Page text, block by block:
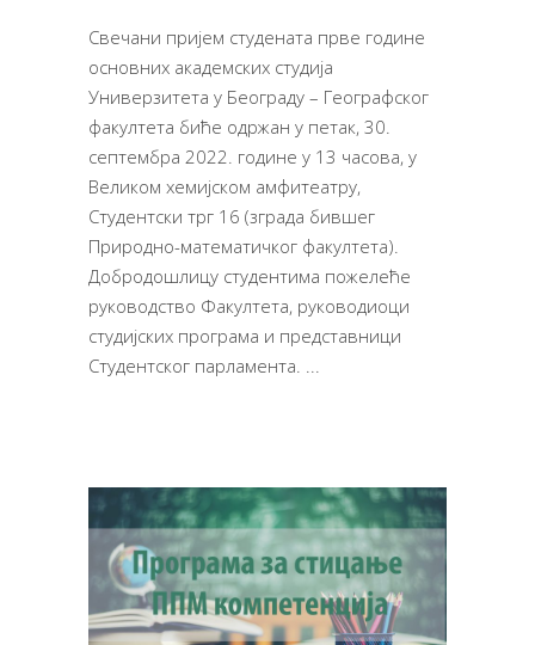
Свечани пријем студената прве године
основних академских студија
Универзитета у Београду – Географског
факултета биће одржан у петак, 30.
септембра 2022. године у 13 часова, у
Великом хемијском амфитеатру,
Студентски трг 16 (зграда бившег
Природно-математичког факултета).
Добродошлицу студентима пожелеће
руководство Факултета, руководиоци
студијских програма и представници
Студентског парламента.